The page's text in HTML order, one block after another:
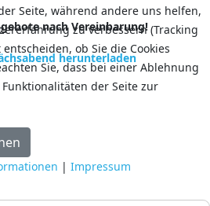
nach Vereinbarung!
herunterladen
Seite, während andere uns helfen,
zu verbessern (Tracking
ob Sie die Cookies
Sie, dass bei einer Ablehnung
der Seite zur
| Impressum